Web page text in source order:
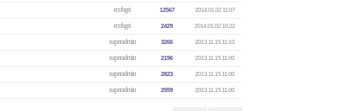
ecobgri 12567 2014.01.02 11:07
ecobgri 2429 2014.01.02 10:22
superadmin 3266 2013.11.15 11:10
superadmin 2196 2013.11.15 11:00
superadmin 2823 2013.11.15 11:00
superadmin 2559 2013.11.15 11:00